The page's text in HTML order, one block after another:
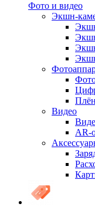
Фото и видео
Экшн-
Видео
AR-